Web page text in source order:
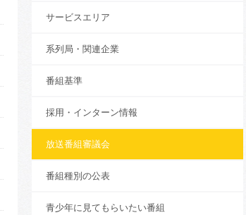
サービスエリア
系列局・関連企業
番組基準
採用・インターン情報
放送番組審議会
番組種別の公表
青少年に見てもらいたい番組